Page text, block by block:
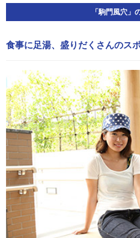
「駒門風穴」
食事に足湯、盛りだくさんのス